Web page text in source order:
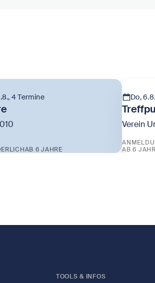
4 Termine
AB 6 JAHRE
Do,
Verein
AB 6
TOOLS & INFOS